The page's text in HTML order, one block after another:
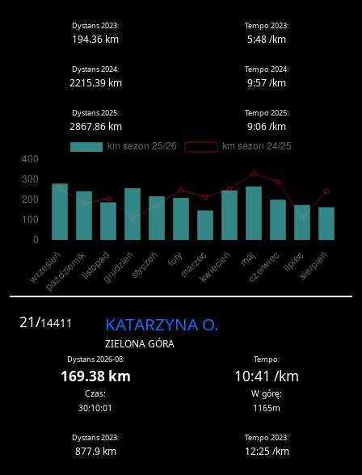
Dystans 2023:
194.36 km
Tempo 2023:
5:48 /km
Dystans 2024:
2215.39 km
Tempo 2024:
9:57 /km
Dystans 2025:
2867.86 km
Tempo 2025:
9:06 /km
21/14411 KATARZYNA O.
ZIELONA GÓRA
Dystans 2026-08:
169.38 km
Tempo:
10:41 /km
Czas:
30:10:01
W górę:
1165m
Dystans 2023:
877.9 km
Tempo 2023:
12:25 /km